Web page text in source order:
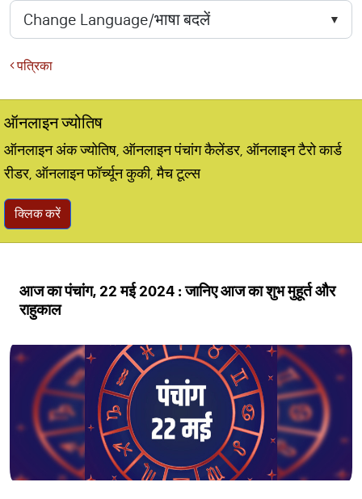
पत्रिका
ऑनलाइन ज्योतिष
ऑनलाइन अंक ज्योतिष, ऑनलाइन पंचांग कैलेंडर, ऑनलाइन टैरो कार्ड
रीडर, ऑनलाइन फॉर्च्यून कुकी, मैच टूल्स
क्लिक करें
आज का पंचांग, 22 मई 2024 : जानिए आज का शुभ मुहूर्त और
राहुकाल